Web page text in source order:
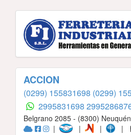
ACCION
(0299) 155831698 (0299)
2995831698
Belgrano 2085 - (8300) Neuquén
|
| | |